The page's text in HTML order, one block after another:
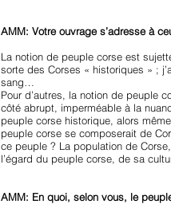
AMM: Votre ouvrage s’adresse à
La notion de peuple corse est
sorte des Corses « historiques » ;
sang…
Pour d’autres, la notion de peuple
côté abrupt, imperméable à la
peuple corse historique, alors
peuple corse se composerait de
ce peuple ? La population de
l’égard du peuple corse, de sa
AMM: En quoi, selon vous, le